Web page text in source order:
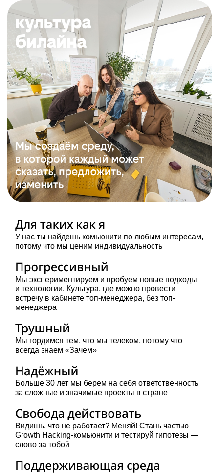
У нас ты найдешь комьюнити по любым интересам,
потому что мы ценим индивидуальность
Мы экспериментируем и пробуем новые подходы
и технологии. Культура, где можно провести
встречу в кабинете топ-менеджера, без топ-
менеджера
Мы гордимся тем, что мы телеком, потому что
всегда знаем «Зачем»
Больше 30 лет мы берем на себя ответственность
за сложные и значимые проекты в стране
Видишь, что не работает? Меняй! Стань частью
Growth Hacking-комьюнити и тестируй гипотезы —
слово за тобой